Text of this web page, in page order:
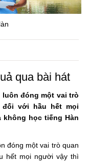
qua bài hát
đóng một vai trò
với hầu hết mọi
học tiếng Hàn
đóng một vai trò quan
hết mọi người vậy thì